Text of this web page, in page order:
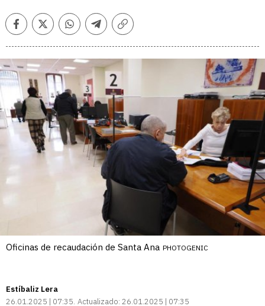
FacebookTwitterWhatsappTelegramCopiar
Oficinas de recaudación de Santa Ana PHOTOGENIC
Estíbaliz Lera
26.01.2025 | 07:35 Actualizado: 26.01.2025 | 07:35